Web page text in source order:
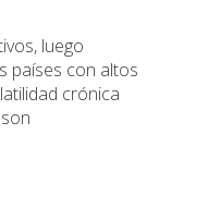
luego
países con altos
crónica